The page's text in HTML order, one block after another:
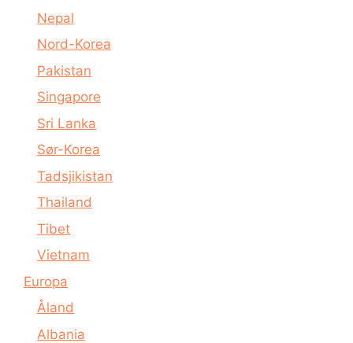
Nepal
Nord-Korea
Pakistan
Singapore
Sri Lanka
Sør-Korea
Tadsjikistan
Thailand
Tibet
Vietnam
Europa
Åland
Albania